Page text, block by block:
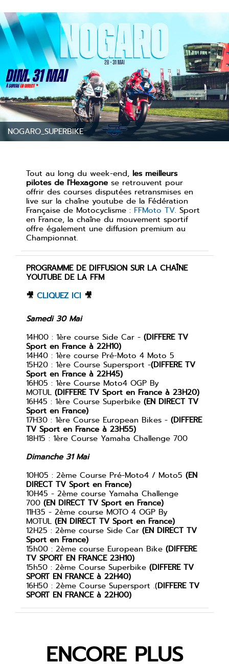
NOGARO_SUPERBIKE
Tout au long du week-end, les meilleurs
pilotes de l'Hexagone se retrouvent pour
offrir des courses disputées retransmises en
live sur la chaîne youtube de la Fédération
Française de Motocyclisme : FFMoto TV. Sport
en France, la chaîne du mouvement sportif
offre également une diffusion premium au
Championnat.
PROGRAMME DE DIFFUSION SUR LA CHAÎNE
YOUTUBE DE LA FFM
🎥 CLIQUEZ ICI 🎥
Samedi 30 Mai
14H00 : 1ère course Side Car - (DIFFERE TV
Sport en France à 22H10)
14H40 : 1ère course Pré-Moto 4 Moto 5
15H20 : 1ère Course Supersport -(DIFFERE TV
Sport en France à 22H45)
16H05 : 1ère Course Moto4 OGP By
MOTUL (DIFFERE TV Sport en France à 23H20)
16H45 : 1ère Course Superbike (EN DIRECT TV
Sport en France)
17H30 : 1ère Course European Bikes - (DIFFERE
TV Sport en France à 23H55)
18H15 : 1ère Course Yamaha Challenge 700
Dimanche 31 Mai
10H05 : 2ème Course Pré-Moto4 / Moto5 (EN
DIRECT TV Sport en France)
10H45 - 2ème course Yamaha Challenge
700 (EN DIRECT TV Sport en France)
11H35 - 2ème course MOTO 4 OGP By
MOTUL (EN DIRECT TV Sport en France)
12H25 : 2ème course Side Car (EN DIRECT TV
Sport en France)
15h00 : 2ème course European Bike (DIFFERE
TV SPORT EN FRANCE 23H10)
15h50 : 2ème Course Superbike (DIFFERE TV
SPORT EN FRANCE à 22H40)
16H50 : 2ème Course Supersport .(DIFFERE TV
SPORT EN FRANCE à 22H00)
ENCORE PLUS